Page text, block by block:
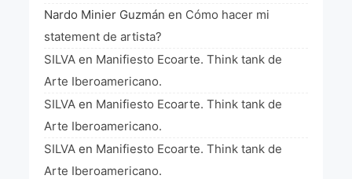
Nardo Minier Guzmán en Cómo hacer mi
statement de artista?
SILVA en Manifiesto Ecoarte. Think tank de
Arte Iberoamericano.
SILVA en Manifiesto Ecoarte. Think tank de
Arte Iberoamericano.
SILVA en Manifiesto Ecoarte. Think tank de
Arte Iberoamericano.